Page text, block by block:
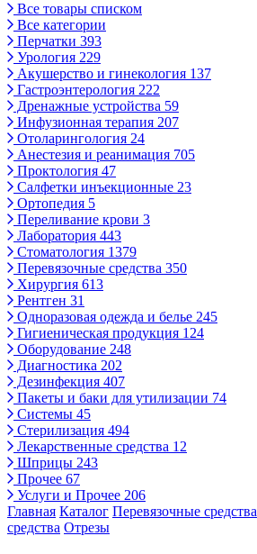
Все товары списком
Все категории
Перчатки 393
Урология 229
Акушерство и гинекология 137
Гастроэнтерология 222
Дренажные устройства 59
Инфузионная терапия 207
Отоларингология 24
Анестезия и реанимация 705
Проктология 47
Салфетки инъекционные 23
Ортопедия 5
Переливание крови 3
Лаборатория 443
Стоматология 1379
Перевязочные средства 350
Хирургия 613
Рентген 31
Одноразовая одежда и белье 245
Гигиеническая продукция 124
Оборудование 248
Диагностика 202
Дезинфекция 407
Пакеты и баки для утилизации 74
Системы 45
Стерилизация 494
Лекарственные средства 12
Шприцы 243
Прочее 67
Услуги и Прочее 206
Главная Каталог Перевязочные средства
средства Отрезы